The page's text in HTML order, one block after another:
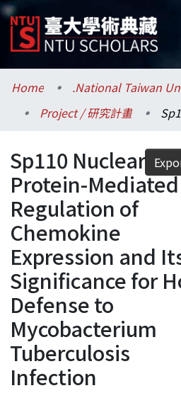
Communities & Collections
Research Outputs
Fundings & Projects
Researchers
Organizations
Statistics
Home
Project / 研究計畫
Sp110 Nuclear
Protein-Mediated
Regulation of
Chemokine
Expression and
Significance for
Defense to
Mycobacterium
Tuberculosis
Infection